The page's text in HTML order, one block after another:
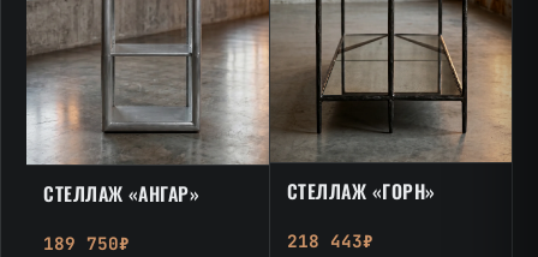
СТЕЛЛАЖ «АНГАР»
189 750₽
СТЕЛЛАЖ «ГОРН»
218 443₽